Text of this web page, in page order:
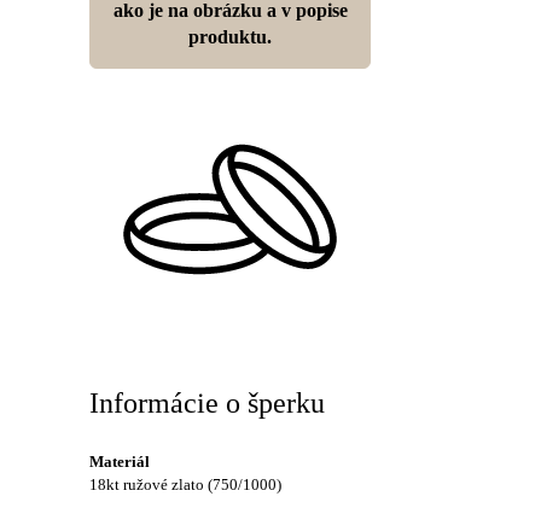
ako je na obrázku a v popise
produktu.
Informácie o šperku
Materiál
18kt ružové zlato (750/1000)